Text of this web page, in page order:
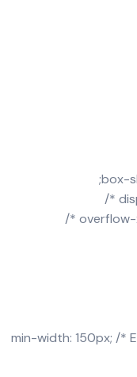
box-
overflow-
min-width: 150px; /*